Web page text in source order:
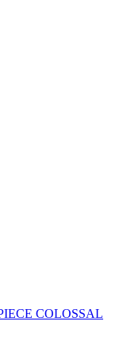
COLOSSAL